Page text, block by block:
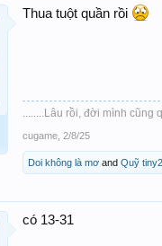
Thua tuột quần rồi
........Lâu rồi, đời mình cũng
cugame 2/8/25
Doi không là mơ and Quỹ tiny2
có 13-31